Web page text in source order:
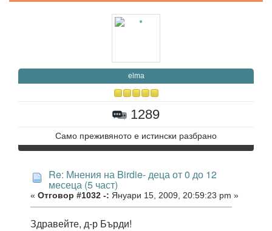
elma
1289
Само преживяното е истински разбрано
Re: Мнения на Birdie- деца от 0 до 12
месеца (5 част)
« Отговор #1032 -: Януари 15, 2009, 20:59:23 pm »
Здравейте, д-р Бърди!